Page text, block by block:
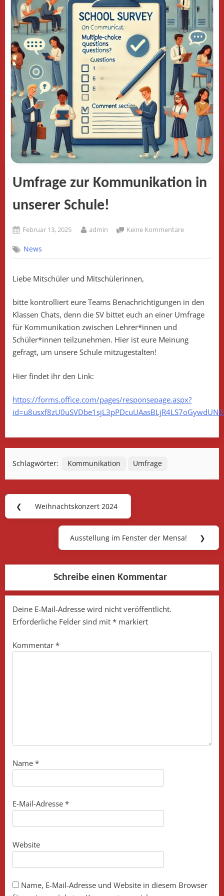
Umfrage zur Kommunikation in
unserer Schule!
Posted
Februar 13, 2025 By
admin Keine Kommentarezu
News
Liebe Mitschüler und Mitschülerinnen,
bitte kontrolliert eure Teams Benachrichtigungen in den
Klassen Chats, denn die SV bittet euch an einer Umfrage
für Kommunikation zwischen Lehrer*innen und
Schüler*innen teilzunehmen. Hier ist eure Meinung
gefragt, um unsere Schule mitzugestalten!
Hier findet ihr den Link:
https://forms.office.com/pages/responsepage.aspx?
Schlagwörter: Kommunikation Umfrage
Beitragsnavigation
❮
Previous
Weihnachtskonzert 2024
Next
Ausstellung im Fenster der Mensa! ❯
Schreibe einen Kommentar
Deine E-Mail-Adresse wird nicht veröffentlicht.
Erforderliche Felder sind mit * markiert
Kommentar *
Name *
E-Mail-Adresse *
Website
Name, E-Mail-Adresse und Website in diesem Browser